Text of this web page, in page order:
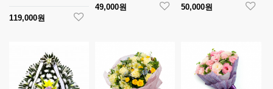
119,000원
49,000원 50,000원